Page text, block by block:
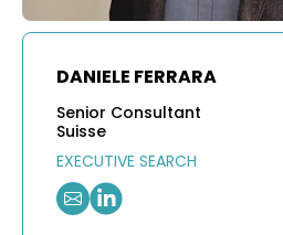
DANIELE FERRARA
Senior Consultant
Suisse
EXECUTIVE SEARCH